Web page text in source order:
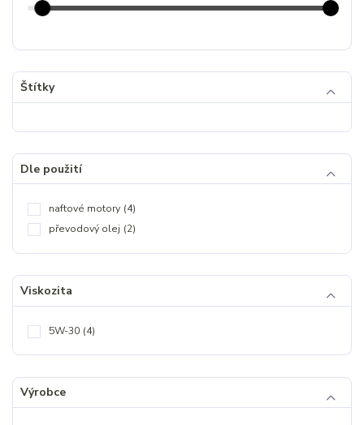
Štítky
Dle použití
naftové motory (4)
převodový olej (2)
Viskozita
5W-30 (4)
Výrobce